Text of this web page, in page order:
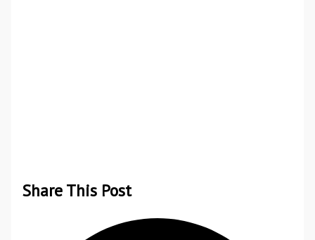
Share This Post